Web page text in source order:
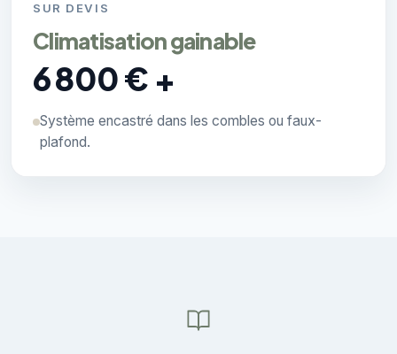
SUR DEVIS
Climatisation gainable
6 800 € +
Système encastré dans les combles ou faux-
plafond.